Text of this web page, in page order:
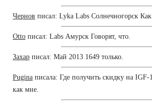
Чернов писал: Lyka Labs Солнечногорск
Otto писал: Labs Амурск Говорят, что.
Захар писал: Май 2013 1649 только.
Pugina писала: Где получить скидку на
как мне.